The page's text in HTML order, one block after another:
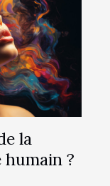
la
humain ?